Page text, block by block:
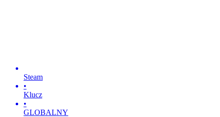
Steam
•
Klucz
•
GLOBALNY